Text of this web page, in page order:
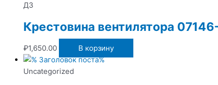
ДЗ
Крестовина вентилятора
₽1,650.00 В корзину
Uncategorized